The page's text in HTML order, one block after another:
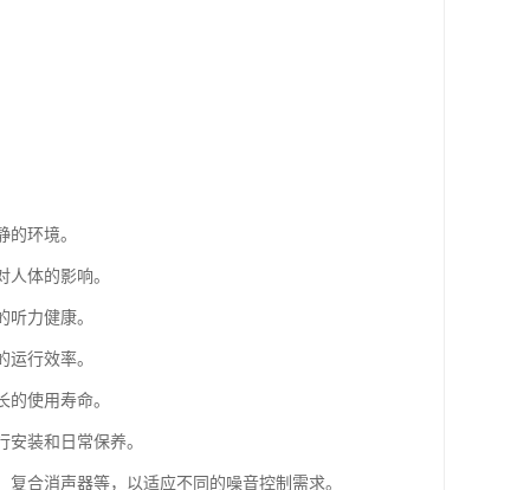
环境。
体的影响。
力健康。
行效率。
使用寿命。
装和日常保养。
合消声器等，以适应不同的噪音控制需求。